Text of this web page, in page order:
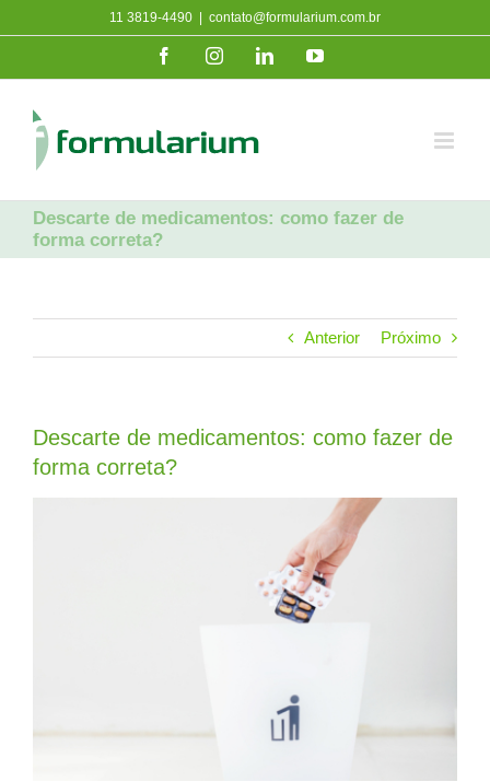
para
11 3819-4490 contato@formularium.com.br
FacebookInstagramLinkedInYouTube
Descarte de medicamentos: como fazer de
forma correta?
Anterior Próximo
Descarte de medicamentos: como fazer de
forma correta?